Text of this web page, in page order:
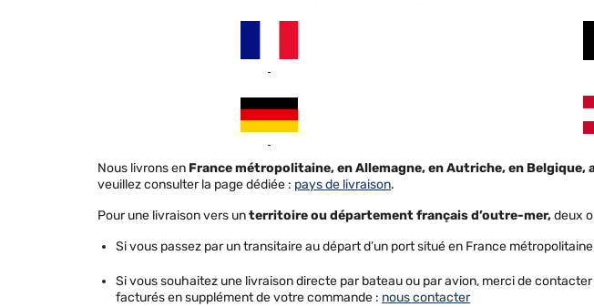
Nous livrons en France métropolitaine, en Allemagne, en Autriche, en Belgique,
veuillez consulter la page dédiée : pays de livraison.
Pour une livraison vers unterritoire ou département français d’outre-mer,deux
Si vous passez par un transitaire au départ d’un port situé en France
Si vous souhaitez une livraison directe par bateau ou par avion, merci de
facturés en supplément de votre commande : nous contacter